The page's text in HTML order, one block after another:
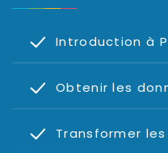
Introduction à
Obtenir les
Transformer